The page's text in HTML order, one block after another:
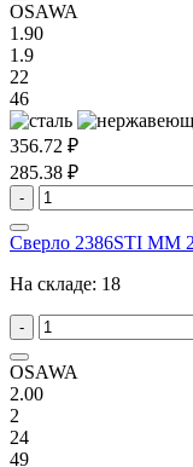
OSAWA
1.90
1.9
22
46
356.72 ₽
285.38 ₽
-
Сверло 2386STI MM
На складе: 18
-
OSAWA
2.00
2
24
49